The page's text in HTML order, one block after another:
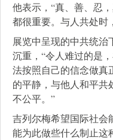
他表示，“真、善、忍
都很重要。与人共处时
展览中呈现的中共统
沉重，“令人难过的是
法按照自己的信念做真
的平静，与他人和平共
不公平。”
吉列尔梅希望国际社会
能为此做些什么制止这